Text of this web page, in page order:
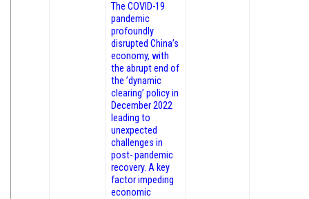
The COVID-19
pandemic
profoundly
disrupted China’s
economy, with
the abrupt end of
the ’dynamic
clearing’ policy in
December 2022
leading to
unexpected
challenges in
post- pandemic
recovery. A key
factor impeding
economic